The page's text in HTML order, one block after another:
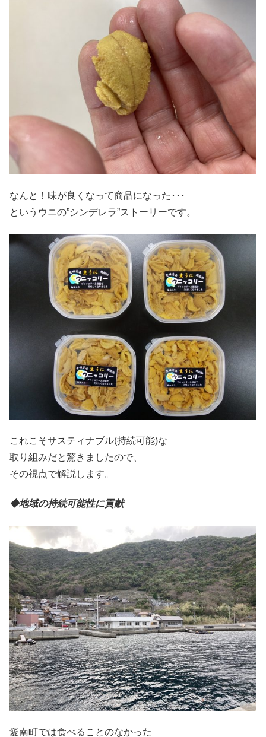
なんと！味が良くなって商品になった･･･
というウニの”シンデレラ”ストーリーです。
これこそサスティナブル(持続可能)な
取り組みだと驚きましたので、
その視点で解説します。
◆地域の持続可能性に貢献
愛南町では食べることのなかった